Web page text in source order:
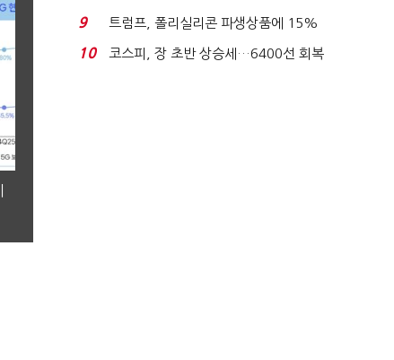
격…추미애, 20년...
9
트럼프, 폴리실리콘 파생상품에 15%
관세…"미 산업 재건"...
10
코스피, 장 초반 상승세…6400선 회복